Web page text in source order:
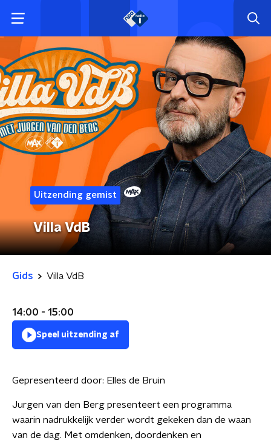
Uitzending gemist
Villa VdB
Gids Villa VdB
14:00 - 15:00
Speel uitzending af
Gepresenteerd door: Elles de Bruin
Jurgen van den Berg presenteert een programma
waarin nadrukkelijk verder wordt gekeken dan de waan
van de dag. Met omdenken, doordenken en